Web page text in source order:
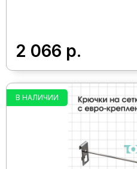
2 066 р.
В НАЛИЧИИ